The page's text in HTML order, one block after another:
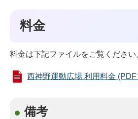
料金
料金は下記ファイルをご覧ください
西神野運動広場 利用料金
備考